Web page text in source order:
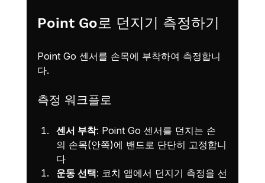
Point Go로 던지기 측정하기
Point Go 센서를 손목에 부착하여 측정합니
다.
측정 워크플로
센서 부착: Point Go 센서를 던지는 손
의 손목(안쪽)에 밴드로 단단히 고정합니
다
운동 선택: 코치 앱에서 던지기 측정을 선